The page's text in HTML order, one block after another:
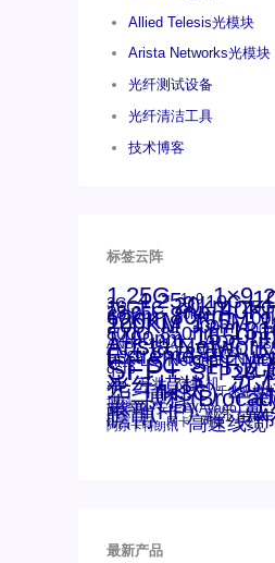
Allied Telesis光模块
Arista Networks光模块
光纤测试设备
光纤清洁工具
技术博客
标签云阵
1.25G 1x9 1×9
3G 4.25g 10G
16GFC 20km
28.05G 30km
60km 80km
120KM 155M
200KM 300m
800G 850nm
1490nm
ANBR-1414TZ AOC
Arista
Cisco CSFP光模块
Extreme FC Intel
MPO-LC Netgear
qsfp SC SFF光
SFP+ SFP28
xfp 万兆 交换机 光
光纤模块 千兆光模块
华三(H3C) 华为
博科 博科
安华高 安华高(Avago) 工
惠普(HP) 戴尔
瞻博 网卡 网捷 英
阿尔卡特朗讯 高速线缆
最新产品